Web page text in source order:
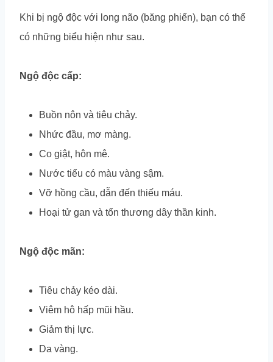
Khi bị ngộ độc với long não (băng phiến), bạn có thể
có những biểu hiện như sau.
Ngộ độc cấp:
Buồn nôn và tiêu chảy.
Nhức đầu, mơ màng.
Co giật, hôn mê.
Nước tiểu có màu vàng sậm.
Vỡ hồng cầu, dẫn đến thiếu máu.
Hoại tử gan và tổn thương dây thần kinh.
Ngộ độc mãn:
Tiêu chảy kéo dài.
Viêm hô hấp mũi hầu.
Giảm thị lực.
Da vàng.